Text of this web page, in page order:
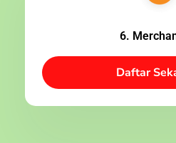
6.
Daftar